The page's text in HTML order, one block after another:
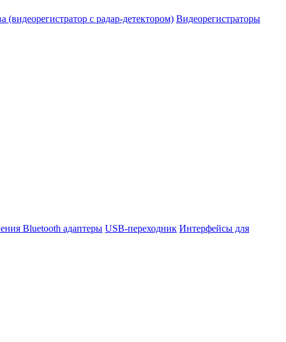
(видеорегистратор с радар-детектором) Видеорегистраторы
Bluetooth адаптеры USB-переходник Интерфейсы для